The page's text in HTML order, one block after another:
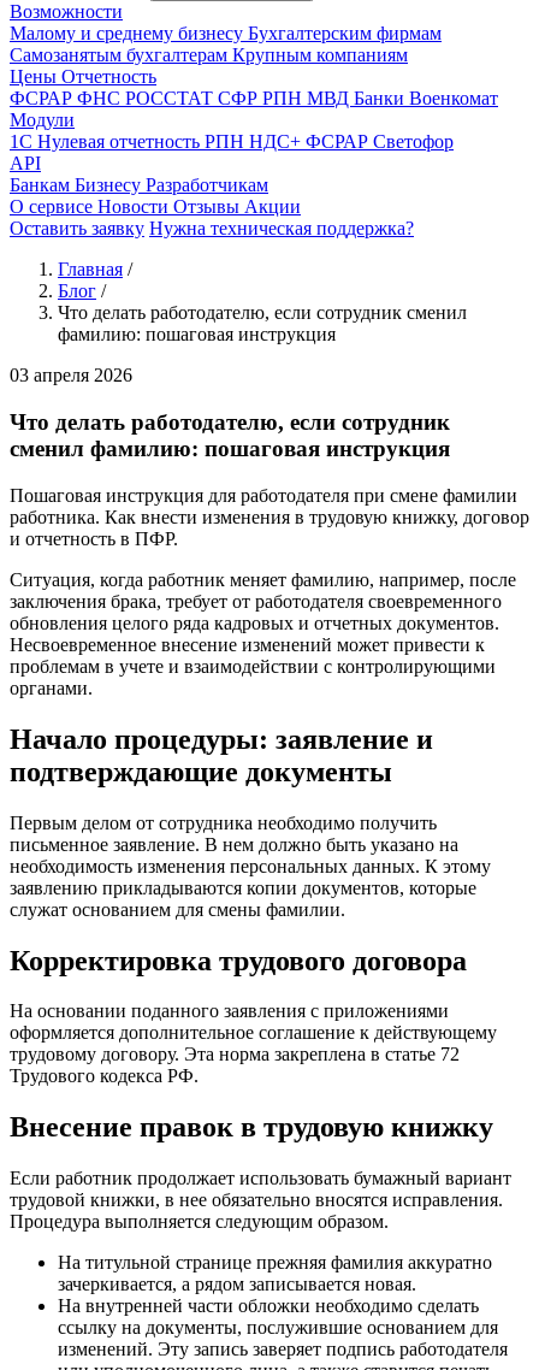
Возможности
Малому и среднему бизнесу Бухгалтерским фирмам
Самозанятым бухгалтерам Крупным компаниям
Цены Отчетность
ФСРАР ФНС РОССТАТ СФР РПН МВД Банки Военкомат
Модули
1С Нулевая отчетность РПН НДС+ ФСРАР Светофор
API
Банкам Бизнесу Разработчикам
О сервисе Новости Отзывы Акции
Оставить заявку Нужна техническая поддержка?
Главная /
Блог /
Что делать работодателю, если сотрудник сменил
фамилию: пошаговая инструкция
03 апреля 2026
Что делать работодателю, если сотрудник
сменил фамилию: пошаговая инструкция
Пошаговая инструкция для работодателя при смене фамилии
работника. Как внести изменения в трудовую книжку, договор
и отчетность в ПФР.
Ситуация, когда работник меняет фамилию, например, после
заключения брака, требует от работодателя своевременного
обновления целого ряда кадровых и отчетных документов.
Несвоевременное внесение изменений может привести к
проблемам в учете и взаимодействии с контролирующими
органами.
Начало процедуры: заявление и
подтверждающие документы
Первым делом от сотрудника необходимо получить
письменное заявление. В нем должно быть указано на
необходимость изменения персональных данных. К этому
заявлению прикладываются копии документов, которые
служат основанием для смены фамилии.
Корректировка трудового договора
На основании поданного заявления с приложениями
оформляется дополнительное соглашение к действующему
трудовому договору. Эта норма закреплена в статье 72
Трудового кодекса РФ.
Внесение правок в трудовую книжку
Если работник продолжает использовать бумажный вариант
трудовой книжки, в нее обязательно вносятся исправления.
Процедура выполняется следующим образом.
На титульной странице прежняя фамилия аккуратно
зачеркивается, а рядом записывается новая.
На внутренней части обложки необходимо сделать
ссылку на документы, послужившие основанием для
изменений. Эту запись заверяет подпись работодателя